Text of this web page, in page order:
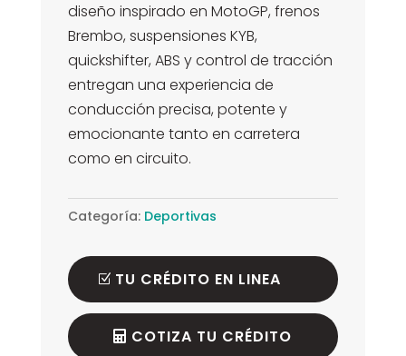
diseño inspirado en MotoGP, frenos
Brembo, suspensiones KYB,
quickshifter, ABS y control de tracción
entregan una experiencia de
conducción precisa, potente y
emocionante tanto en carretera
como en circuito.
Categoría: Deportivas
TU CRÉDITO EN LINEA
COTIZA TU CRÉDITO